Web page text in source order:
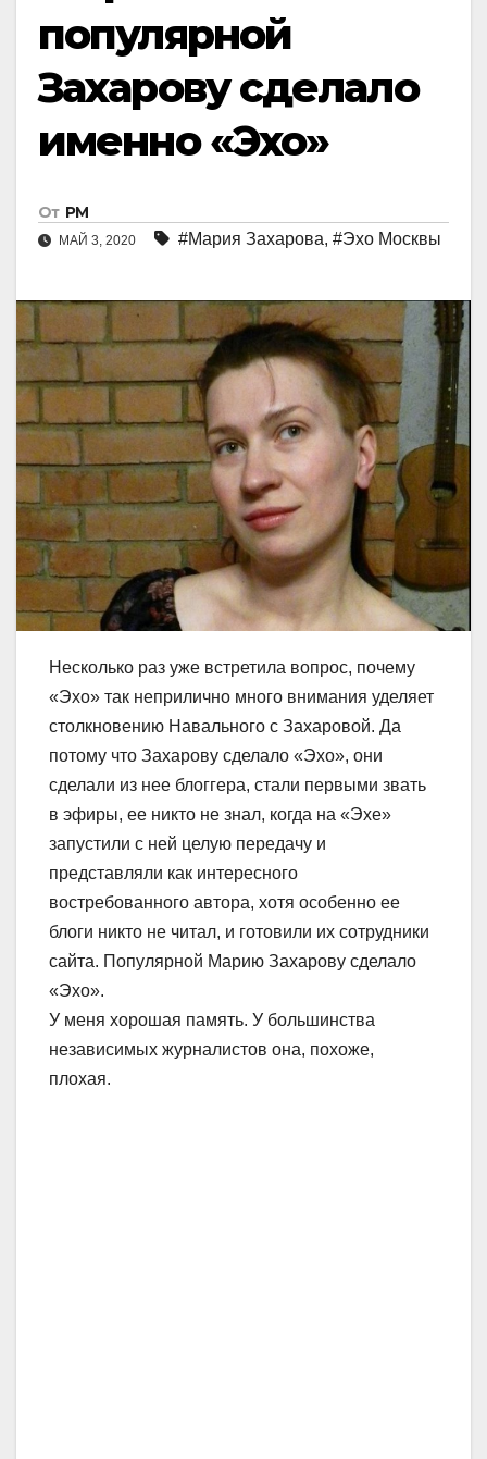
популярной
Захарову сделало
именно «Эхо»
От РМ
МАЙ 3, 2020 #Мария Захарова, #Эхо Москвы
Несколько раз уже встретила вопрос, почему
«Эхо» так неприлично много внимания уделяет
столкновению Навального с Захаровой. Да
потому что Захарову сделало «Эхо», они
сделали из нее блоггера, стали первыми звать
в эфиры, ее никто не знал, когда на «Эхе»
запустили с ней целую передачу и
представляли как интересного
востребованного автора, хотя особенно ее
блоги никто не читал, и готовили их сотрудники
сайта. Популярной Марию Захарову сделало
«Эхо».
У меня хорошая память. У большинства
независимых журналистов она, похоже,
плохая.